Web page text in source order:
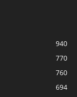
940
770
760
694